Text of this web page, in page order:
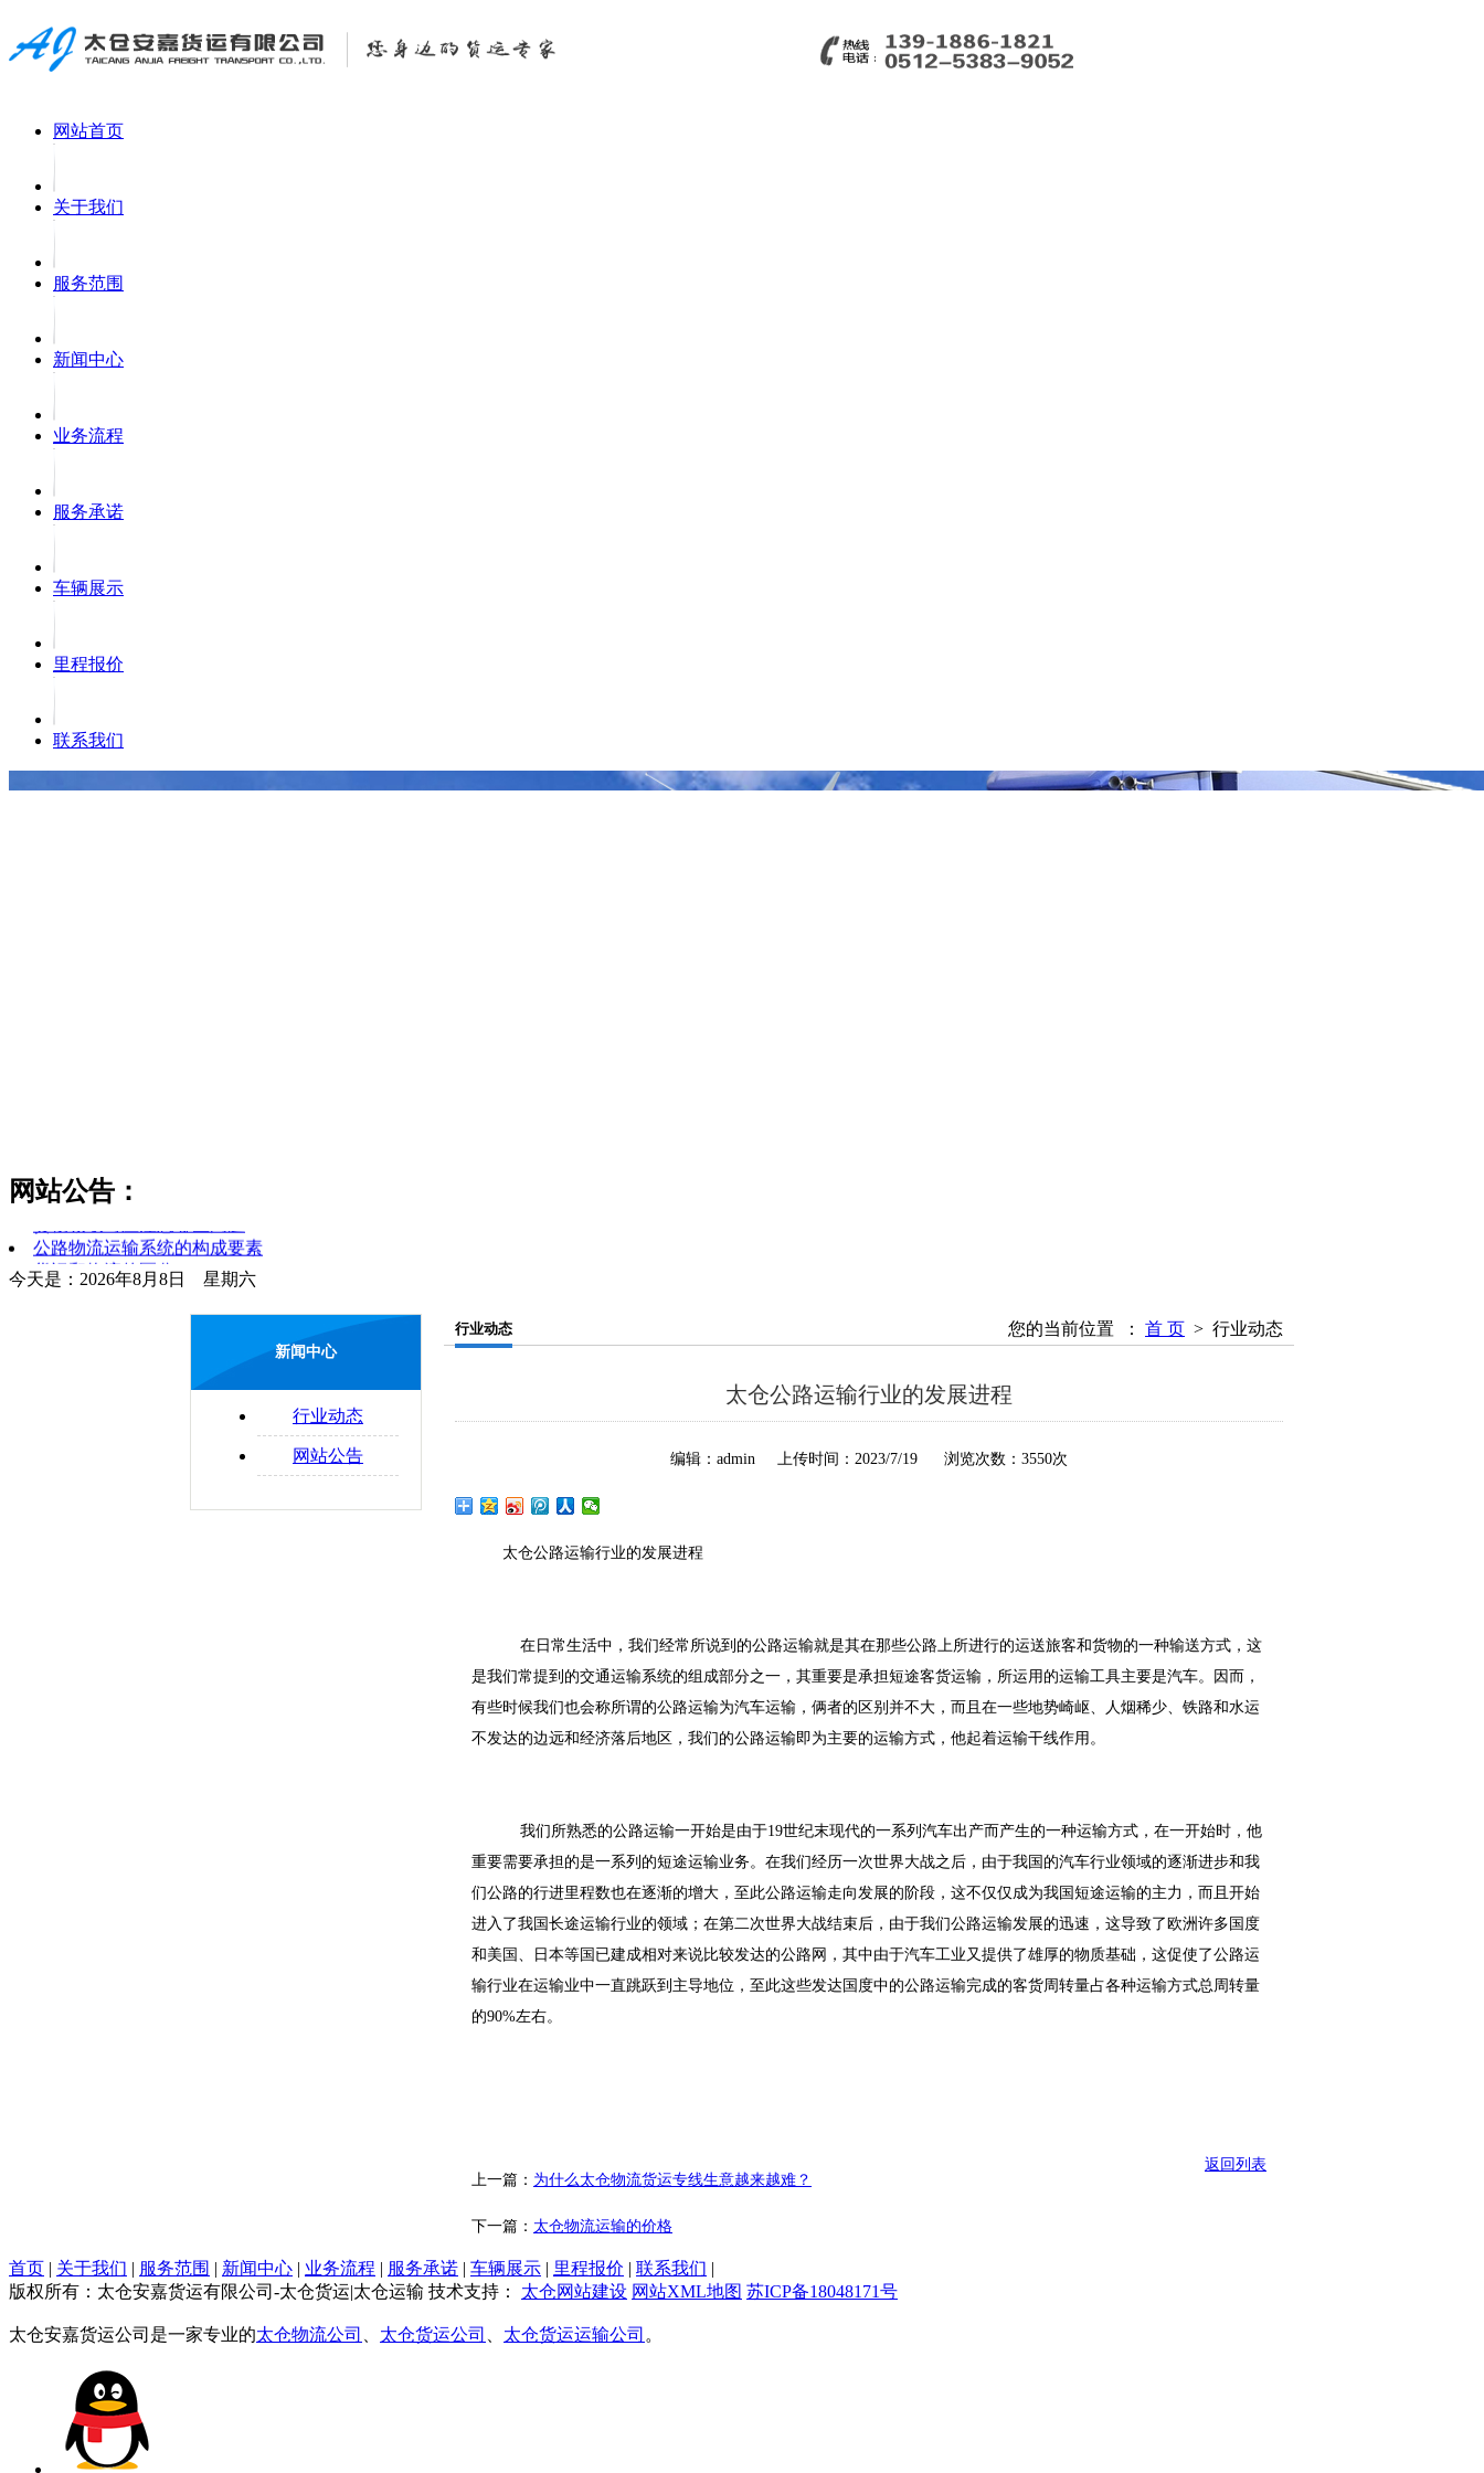
网站首页
关于我们
服务范围
新闻中心
业务流程
服务承诺
车辆展示
里程报价
联系我们
网站公告：
货物领取时应注意哪些问题
公路物流运输系统的构成要素
货运和物流的区分
今天是：2026年8月8日 星期六
新闻中心
行业动态
网站公告
行业动态 您的当前位置 ： 首 页 > 行业动态
太仓公路运输行业的发展进程
编辑：admin 上传时间：2023/7/19 浏览次数：3550次
太仓公路运输行业的发展进程
在日常生活中，我们经常所说到的公路运输就是其在那些公路上所进行的运送旅客和货物的一种输送方式，这
是我们常提到的交通运输系统的组成部分之一，其重要是承担短途客货运输，所运用的运输工具主要是汽车。因而，
有些时候我们也会称所谓的公路运输为汽车运输，俩者的区别并不大，而且在一些地势崎岖、人烟稀少、铁路和水运
不发达的边远和经济落后地区，我们的公路运输即为主要的运输方式，他起着运输干线作用。
我们所熟悉的公路运输一开始是由于19世纪末现代的一系列汽车出产而产生的一种运输方式，在一开始时，他
重要需要承担的是一系列的短途运输业务。在我们经历一次世界大战之后，由于我国的汽车行业领域的逐渐进步和我
们公路的行进里程数也在逐渐的增大，至此公路运输走向发展的阶段，这不仅仅成为我国短途运输的主力，而且开始
进入了我国长途运输行业的领域；在第二次世界大战结束后，由于我们公路运输发展的迅速，这导致了欧洲许多国度
和美国、日本等国已建成相对来说比较发达的公路网，其中由于汽车工业又提供了雄厚的物质基础，这促使了公路运
输行业在运输业中一直跳跃到主导地位，至此这些发达国度中的公路运输完成的客货周转量占各种运输方式总周转量
的90%左右。
上一篇： 为什么太仓物流货运专线生意越来越难？
下一篇： 太仓物流运输的价格
返回列表
首页 | 关于我们 | 服务范围 | 新闻中心 | 业务流程 | 服务承诺 | 车辆展示 | 里程报价 | 联系我们 |
版权所有：太仓安嘉货运有限公司-太仓货运|太仓运输 技术支持： 太仓网站建设 网站XML地图 苏ICP备18048171号
太仓安嘉货运公司是一家专业的太仓物流公司 太仓货运公司 太仓货运运输公司 。